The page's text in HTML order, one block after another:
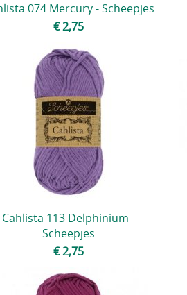
074 Mercury - Scheepjes
€ 2,75
Cahlista 113 Delphinium -
Scheepjes
€ 2,75